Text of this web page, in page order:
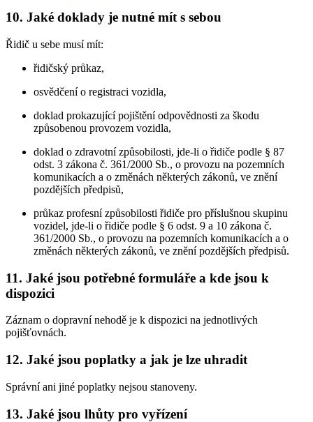
10. Jaké doklady je nutné mít s sebou
Řidič u sebe musí mít:
řidičský průkaz,
osvědčení o registraci vozidla,
doklad prokazující pojištění odpovědnosti za škodu
způsobenou provozem vozidla,
doklad o zdravotní způsobilosti, jde-li o řidiče podle § 87
odst. 3 zákona č. 361/2000 Sb., o provozu na pozemních
komunikacích a o změnách některých zákonů, ve znění
pozdějších předpisů,
průkaz profesní způsobilosti řidiče pro příslušnou skupinu
vozidel, jde-li o řidiče podle § 6 odst. 9 a 10 zákona č.
361/2000 Sb., o provozu na pozemních komunikacích a o
změnách některých zákonů, ve znění pozdějších předpisů.
11. Jaké jsou potřebné formuláře a kde jsou k
dispozici
Záznam o dopravní nehodě je k dispozici na jednotlivých
pojišťovnách.
12. Jaké jsou poplatky a jak je lze uhradit
Správní ani jiné poplatky nejsou stanoveny.
13. Jaké jsou lhůty pro vyřízení